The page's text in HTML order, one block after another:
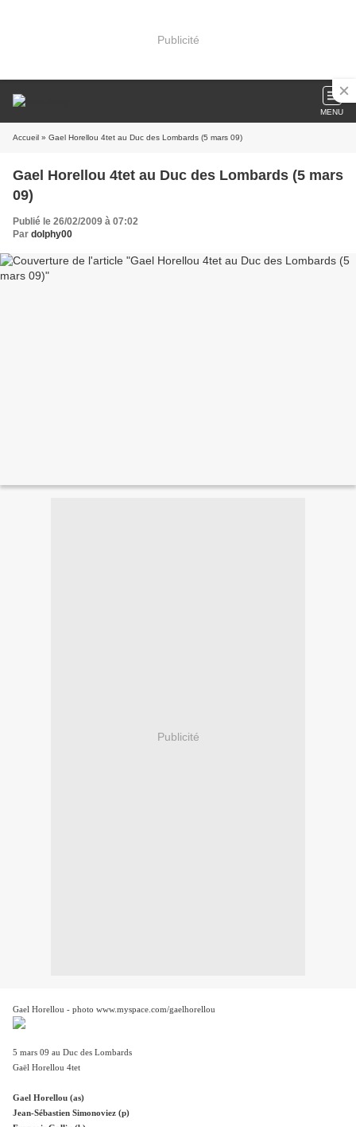
Publicité
MENU
Accueil » Gael Horellou 4tet au Duc des Lombards (5 mars 09)
Gael Horellou 4tet au Duc des Lombards (5 mars
09)
Publié le 26/02/2009 à 07:02
Par dolphy00
Publicité
Gael Horellou - photo www.myspace.com/gaelhorellou
5 mars 09 au Duc des Lombards
Gaël Horellou 4tet
Gael Horellou (as)
Jean-Sébastien Simonoviez (p)